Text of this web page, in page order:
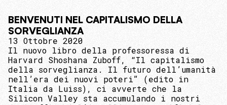
BENVENUTI NEL CAPITALISMO DELLA
SORVEGLIANZA
13 Ottobre 2020
Il nuovo libro della professoressa di
Harvard Shoshana Zuboff, “Il capitalismo
della sorveglianza. Il futuro dell’umanità
nell’era dei nuovi poteri” (edito in
Italia da Luiss), ci avverte che la
Silicon Valley sta accumulando i nostri